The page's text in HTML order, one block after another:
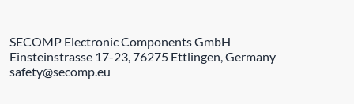
SECOMP Electronic Components GmbH
Einsteinstrasse 17-23, 76275 Ettlingen, Germany
safety@secomp.eu